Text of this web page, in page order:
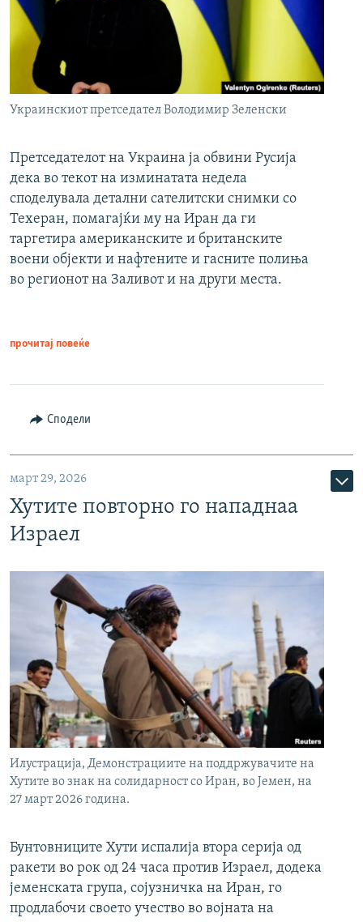
Украинскиот претседател Володимир Зеленски
Претседателот на Украина ја обвини Русија
дека во текот на изминатата недела
споделувала детални сателитски снимки со
Техеран, помагајќи му на Иран да ги
таргетира американските и британските
воени објекти и нафтените и гасните полиња
во регионот на Заливот и на други места.
прочитај повеќе
Сподели
март 29, 2026
Хутите повторно го нападнаа
Израел
Илустрација, Демонстрациите на поддржувачите на
Хутите во знак на солидарност со Иран, во Јемен, на
27 март 2026 година.
Бунтовниците Хути испалија втора серија од
ракети во рок од 24 часа против Израел, додека
јеменската група, сојузничка на Иран, го
продлабочи своето учество во војната на